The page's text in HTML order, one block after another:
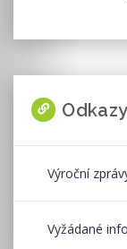
Odkazy
Výroční
Vyžádané